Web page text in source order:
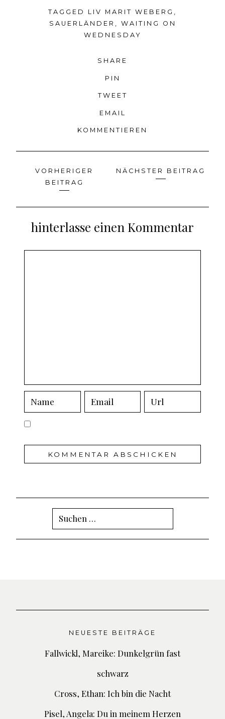
TAGGED LIV MARIT WEBERG ,
SAUERLÄNDER , WAITING ON
WEDNESDAY
SHARE
PIN
TWEET
EMAIL
KOMMENTIEREN
Beitragsnavigation
VORHERIGER
BEITRAG
NÄCHSTER BEITRAG
hinterlasse einen Kommentar
Suchen
nach:
NEUESTE BEITRÄGE
Fallwickl, Mareike: Dunkelgrün fast
schwarz
Cross, Ethan: Ich bin die Nacht
Pisel, Angela: Du in meinem Herzen